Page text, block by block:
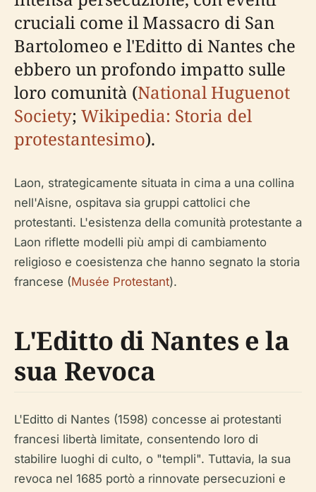
cruciali come il Massacro di San
Bartolomeo e l'Editto di Nantes che
ebbero un profondo impatto sulle
loro comunità (National Huguenot
Society; Wikipedia: Storia del
protestantesimo).
Laon, strategicamente situata in cima a una collina
nell'Aisne, ospitava sia gruppi cattolici che
protestanti. L'esistenza della comunità protestante a
Laon riflette modelli più ampi di cambiamento
religioso e coesistenza che hanno segnato la storia
francese (Musée Protestant).
L'Editto di Nantes e la
sua Revoca
L'Editto di Nantes (1598) concesse ai protestanti
francesi libertà limitate, consentendo loro di
stabilire luoghi di culto, o "templi". Tuttavia, la sua
revoca nel 1685 portò a rinnovate persecuzioni e